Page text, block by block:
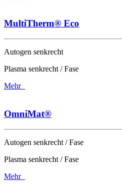
MultiTherm® Eco
Autogen senkrecht
Plasma senkrecht / Fase
Mehr
OmniMat®
Autogen senkrecht / Fase
Plasma senkrecht / Fase
Mehr